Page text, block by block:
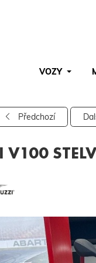
VOZY
3 znaky.
Předchozí